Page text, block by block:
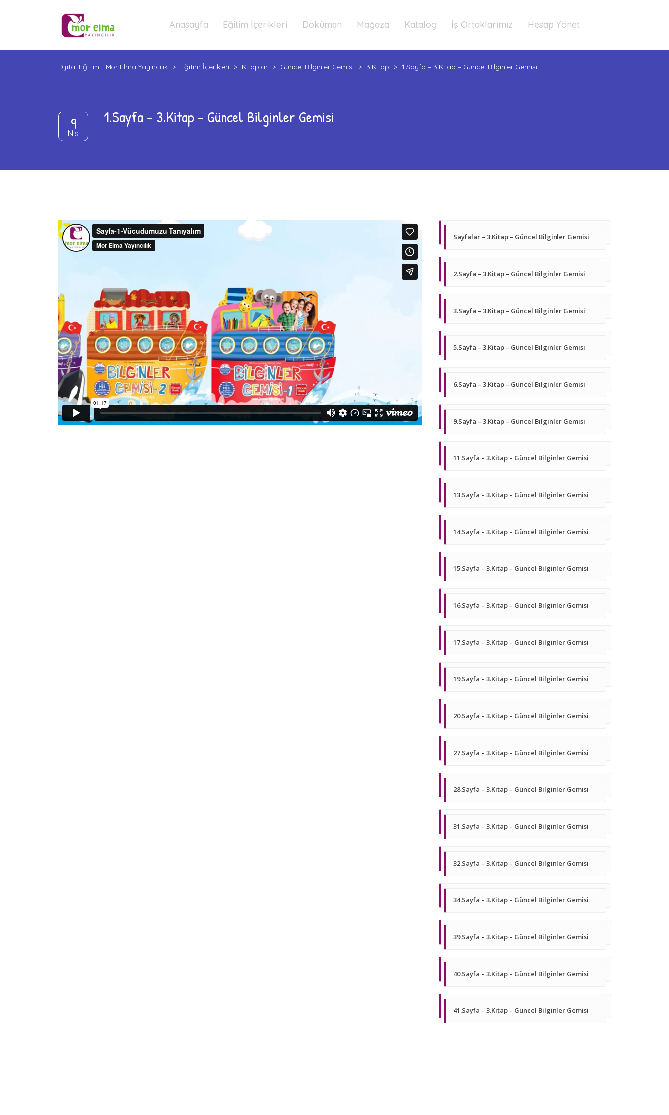
Anasayfa Eğitim İçerikleri Doküman Mağaza Katalog İş Ortaklarımız Hesap Yönet
Dijital Eğitim - Mor Elma Yayıncılık > Eğitim İçerikleri > Kitaplar > Güncel Bilginler Gemisi > 3.Kitap > 1.Sayfa – 3.Kitap – Güncel Bilginler Gemisi
9
Nis
1.Sayfa – 3.Kitap – Güncel Bilginler Gemisi
Sayfalar – 3.Kitap – Güncel Bilginler Gemisi
2.Sayfa – 3.Kitap – Güncel Bilginler Gemisi
3.Sayfa – 3.Kitap – Güncel Bilginler Gemisi
5.Sayfa – 3.Kitap – Güncel Bilginler Gemisi
6.Sayfa – 3.Kitap – Güncel Bilginler Gemisi
9.Sayfa – 3.Kitap – Güncel Bilginler Gemisi
11.Sayfa – 3.Kitap – Güncel Bilginler Gemisi
13.Sayfa – 3.Kitap – Güncel Bilginler Gemisi
14.Sayfa – 3.Kitap – Güncel Bilginler Gemisi
15.Sayfa – 3.Kitap – Güncel Bilginler Gemisi
16.Sayfa – 3.Kitap – Güncel Bilginler Gemisi
17.Sayfa – 3.Kitap – Güncel Bilginler Gemisi
19.Sayfa – 3.Kitap – Güncel Bilginler Gemisi
20.Sayfa – 3.Kitap – Güncel Bilginler Gemisi
27.Sayfa – 3.Kitap – Güncel Bilginler Gemisi
28.Sayfa – 3.Kitap – Güncel Bilginler Gemisi
31.Sayfa – 3.Kitap – Güncel Bilginler Gemisi
32.Sayfa – 3.Kitap – Güncel Bilginler Gemisi
34.Sayfa – 3.Kitap – Güncel Bilginler Gemisi
39.Sayfa – 3.Kitap – Güncel Bilginler Gemisi
40.Sayfa – 3.Kitap – Güncel Bilginler Gemisi
41.Sayfa – 3.Kitap – Güncel Bilginler Gemisi